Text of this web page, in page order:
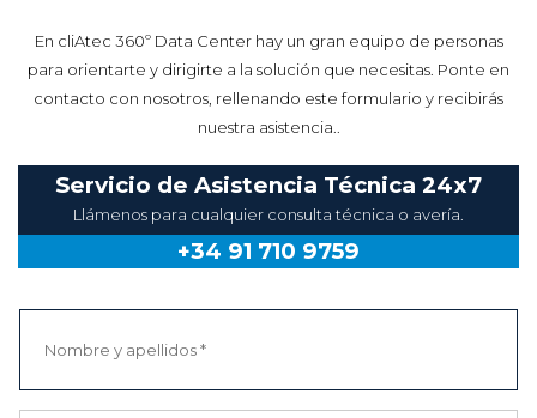
En cliAtec 360º Data Center hay un gran equipo de personas
para orientarte y dirigirte a la solución que necesitas. Ponte en
contacto con nosotros, rellenando este formulario y recibirás
nuestra asistencia..
Servicio de Asistencia Técnica 24x7
Llámenos para cualquier consulta técnica o avería.
+34 91 710 9759